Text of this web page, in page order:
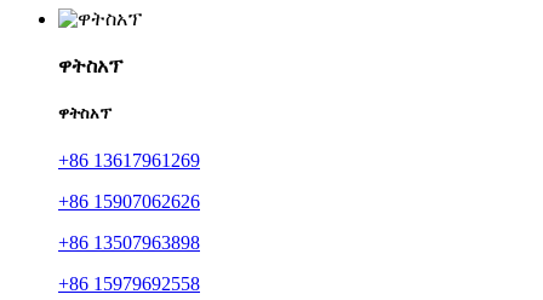
ዋትስአፕ
ዋትስአፕ
+86 13617961269
+86 15907062626
+86 13507963898
+86 15979692558